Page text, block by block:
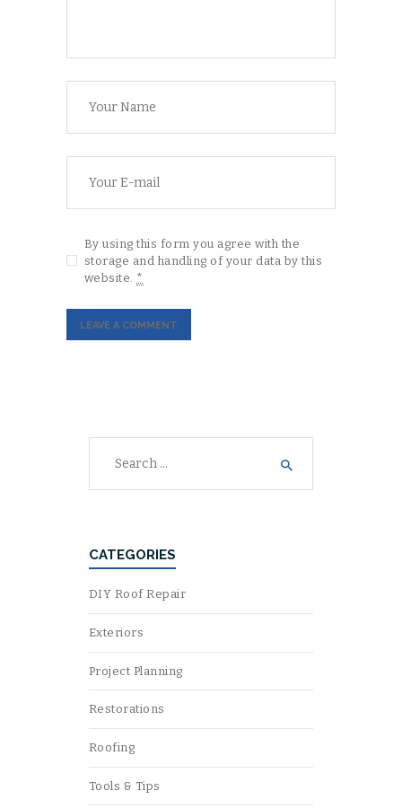
By using this form you agree with the
storage and handling of your data by this
website. *
CATEGORIES
DIY Roof Repair
Exteriors
Project Planning
Restorations
Roofing
Tools & Tips